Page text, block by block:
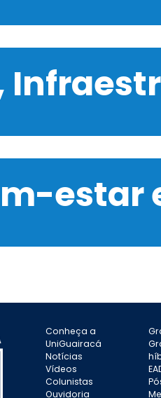
estar
Conheça a
UniGuairacá
Notícias
Vídeos
Colunistas
Ouvidoria